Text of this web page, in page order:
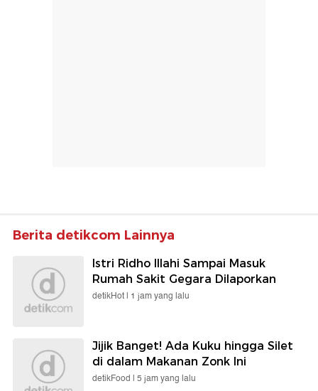
Berita detikcom Lainnya
Istri Ridho Illahi Sampai Masuk
Rumah Sakit Gegara Dilaporkan
detikHot | 1 jam yang lalu
Jijik Banget! Ada Kuku hingga Silet
di dalam Makanan Zonk Ini
detikFood | 5 jam yang lalu